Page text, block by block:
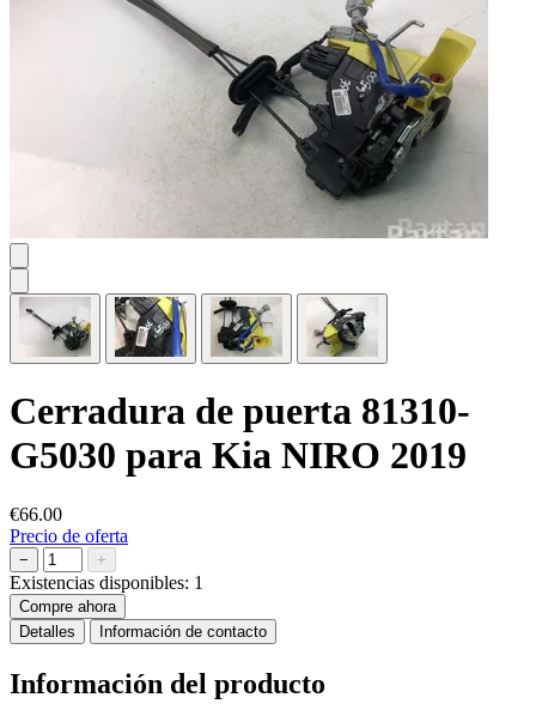
Cerradura de puerta 81310-
G5030 para Kia NIRO 2019
€66.00
Precio de oferta
− +
Existencias disponibles: 1
Compre ahora
Detalles
Información de contacto
Información del producto